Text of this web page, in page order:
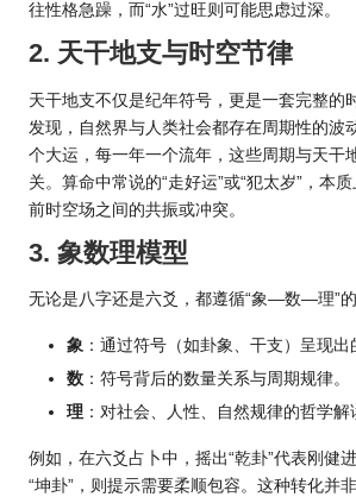
往性格急躁，而“水”过旺则可能思虑过深。
2. 天干地支与时空节律
天干地支不仅是纪年符号，更是一套完整的
发现，自然界与人类社会都存在周期性的波
个大运，每一年一个流年，这些周期与天干
关。算命中常说的“走好运”或“犯太岁”，本
前时空场之间的共振或冲突。
3. 象数理模型
无论是八字还是六爻，都遵循“象—数—理”的
象 ：通过符号（如卦象、干支）呈现出
数 ：符号背后的数量关系与周期规律。
理 ：对社会、人性、自然规律的哲学解
例如，在六爻占卜中，摇出“乾卦”代表刚健
“坤卦”，则提示需要柔顺包容。这种转化并